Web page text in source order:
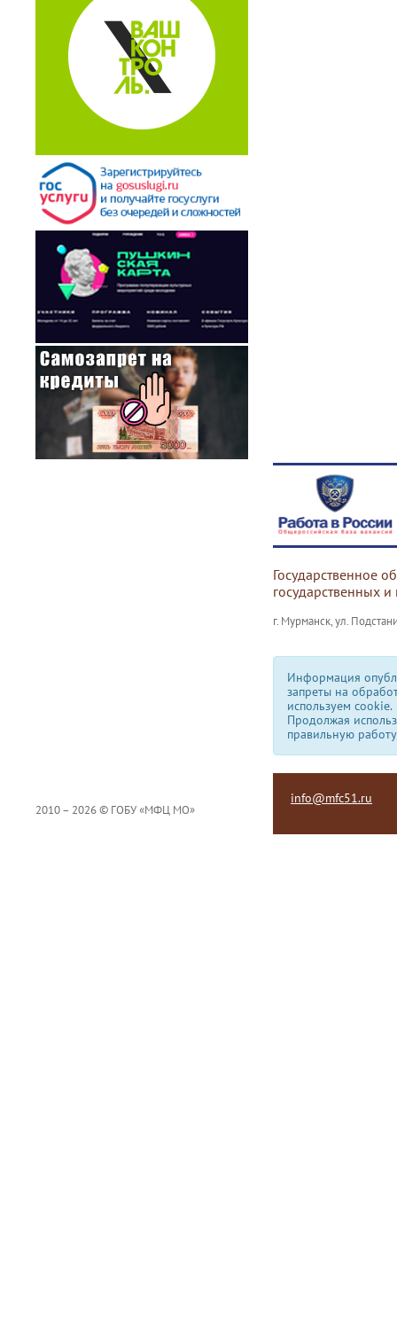
Государственное
государственных
г. Мурманск, ул.
Информация
запреты на
используем сookie.
Продолжая
правильную
2010 – 2026 © ГОБУ «МФЦ МО»
info@mfc51.ru